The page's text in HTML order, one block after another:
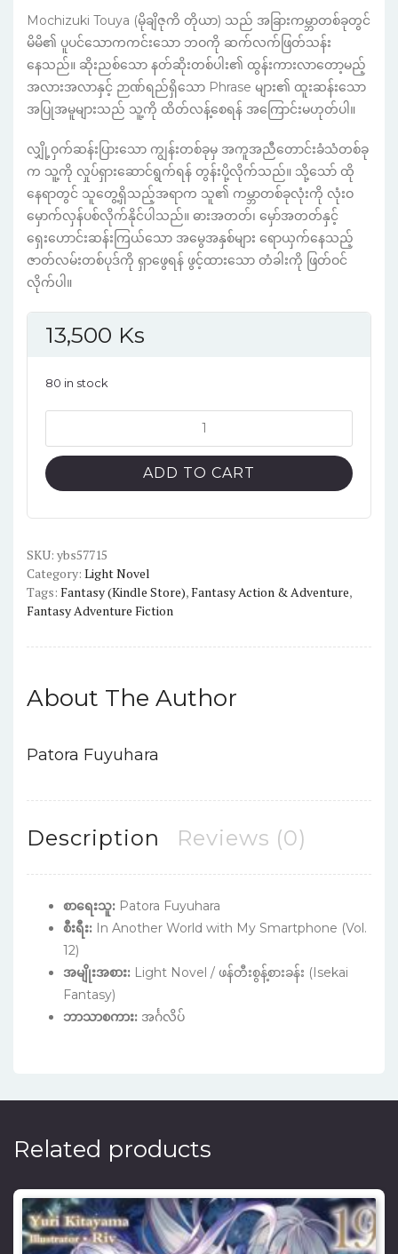
Mochizuki Touya (မိုချိဇုကိ တိုယာ) သည် အခြားကမ္ဘာတစ်ခုတွင်
မိမိ၏ ပူပင်သောကကင်းသော ဘဝကို ဆက်လက်ဖြတ်သန်း
နေသည်။ ဆိုးညစ်သော နတ်ဆိုးတစ်ပါး၏ ထွန်းကားလာတော့မည့်
အလားအလာနှင့် ဉာဏ်ရည်ရှိသော Phrase များ၏ ထူးဆန်းသော
အပြုအမူများသည် သူ့ကို ထိတ်လန့်စေရန် အကြောင်းမဟုတ်ပါ။
လျှို့ဝှက်ဆန်းပြားသော ကျွန်းတစ်ခုမှ အကူအညီတောင်းခံသံတစ်ခု
က သူ့ကို လှုပ်ရှားဆောင်ရွက်ရန် တွန်းပို့လိုက်သည်။ သို့သော် ထို
နေရာတွင် သူတွေ့ရှိသည့်အရာက သူ၏ ကမ္ဘာတစ်ခုလုံးကို လုံးဝ
မှောက်လှန်ပစ်လိုက်နိုင်ပါသည်။ ဓားအတတ်၊ မှော်အတတ်နှင့်
ရှေးဟောင်းဆန်းကြယ်သော အမွေအနှစ်များ ရောယှက်နေသည့်
ဇာတ်လမ်းတစ်ပုဒ်ကို ရှာဖွေရန် ဖွင့်ထားသော တံခါးကို ဖြတ်ဝင်
လိုက်ပါ။
13,500 Ks
80 in stock
world
with
light
novel
English
version
quantity
ADD TO CART
SKU: ybs57715
Category: Light Novel
Tags: Fantasy (Kindle Store),Fantasy Action & Adventure,
Fantasy Adventure Fiction
About The Author
Patora Fuyuhara
Description Reviews (0)
စာရေးသူ: Patora Fuyuhara
စီးရီး: In Another World with My Smartphone (Vol.
12)
အမျိုးအစား: Light Novel / ဖန်တီးစွန့်စားခန်း (Isekai
Fantasy)
ဘာသာစကား: အင်္ဂလိပ်
Related products